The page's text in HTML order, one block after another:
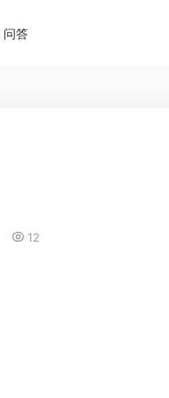
问答
12